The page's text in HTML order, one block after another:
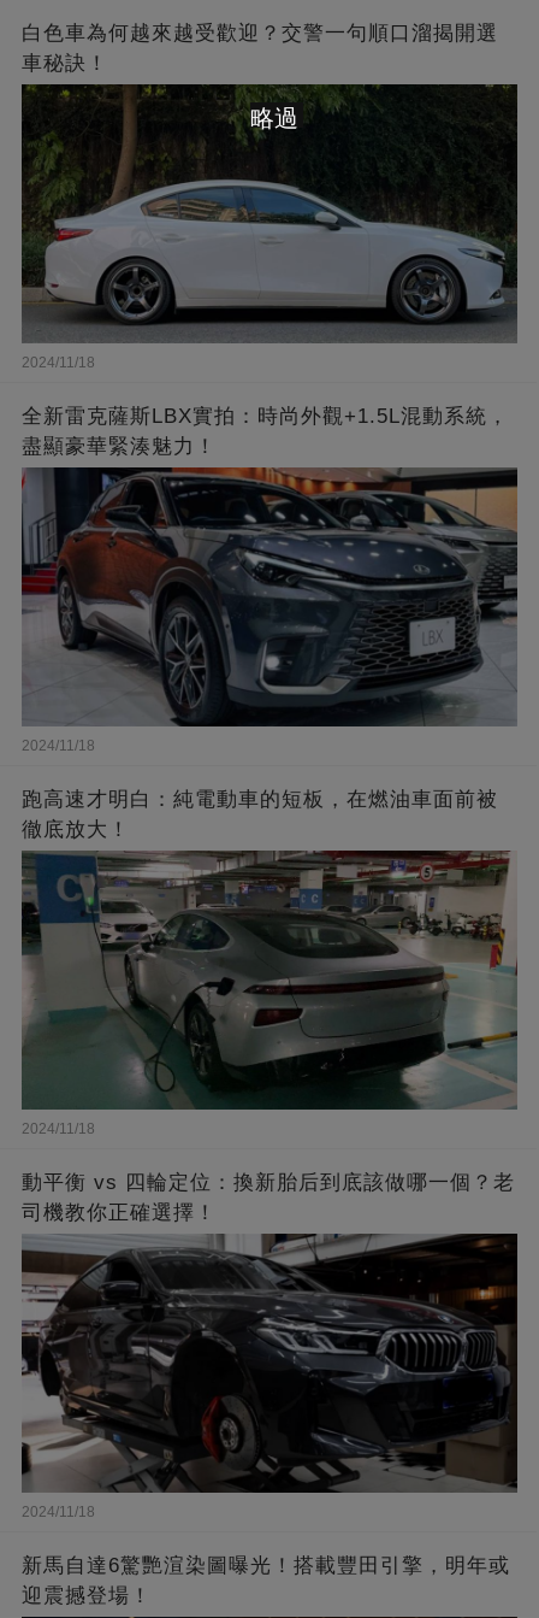
白色車為何越來越受歡迎？交警一句順口溜揭開選
車秘訣！
2024/11/18
全新雷克薩斯LBX實拍：時尚外觀+1.5L混動系統，
盡顯豪華緊湊魅力！
2024/11/18
跑高速才明白：純電動車的短板，在燃油車面前被
徹底放大！
2024/11/18
動平衡 vs 四輪定位：換新胎后到底該做哪一個？老
司機教你正確選擇！
2024/11/18
新馬自達6驚艷渲染圖曝光！搭載豐田引擎，明年或
迎震撼登場！
略過